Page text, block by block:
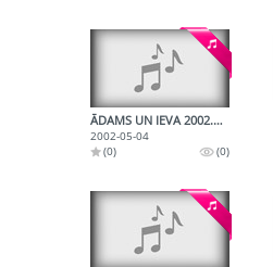
ĀDAMS UN IEVA 2002.05.04.
2002-05-04
(0)
(0)